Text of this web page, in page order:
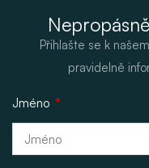
Přihlašte se k
pravidelně
Jméno